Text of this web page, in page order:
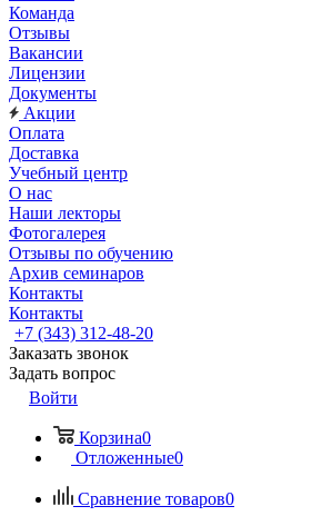
Команда
Отзывы
Вакансии
Лицензии
Документы
Акции
Оплата
Доставка
Учебный центр
О нас
Наши лекторы
Фотогалерея
Отзывы по обучению
Архив семинаров
Контакты
Контакты
+7 (343) 312-48-20
Заказать звонок
Задать вопрос
Войти
Корзина0
Отложенные0
Сравнение товаров0